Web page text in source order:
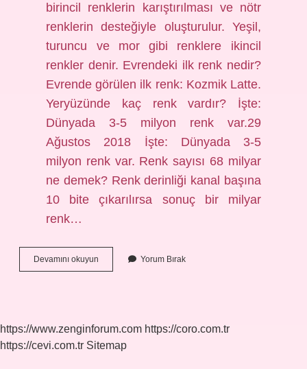
birincil renklerin karıştırılması ve nötr
renklerin desteğiyle oluşturulur. Yeşil,
turuncu ve mor gibi renklere ikincil
renkler denir. Evrendeki ilk renk nedir?
Evrende görülen ilk renk: Kozmik Latte.
Yeryüzünde kaç renk vardır? İşte:
Dünyada 3-5 milyon renk var.29
Ağustos 2018 İşte: Dünyada 3-5
milyon renk var. Renk sayısı 68 milyar
ne demek? Renk derinliği kanal başına
10 bite çıkarılırsa sonuç bir milyar
renk…
Devamını okuyun Evrende
Kaç
Yorum Bırak
https://www.zenginforum.com https://coro.com.tr
https://cevi.com.tr Sitemap